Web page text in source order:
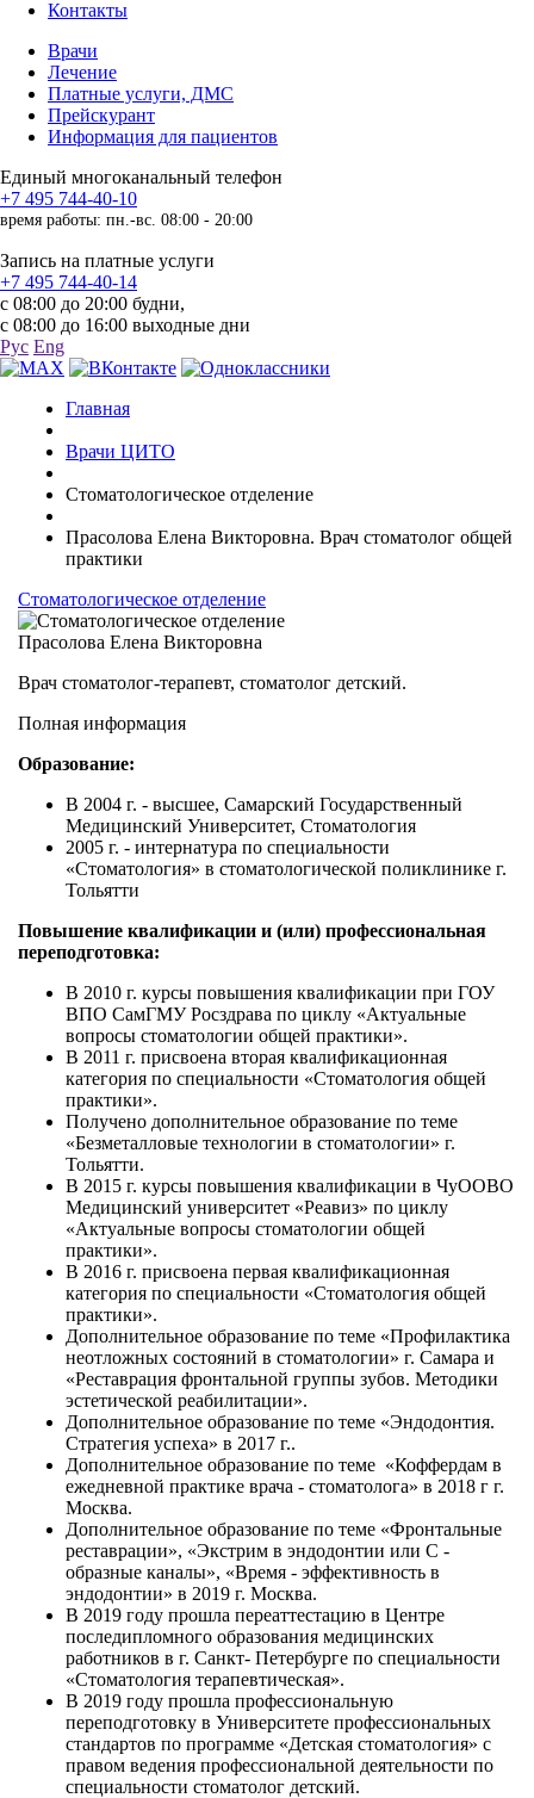
Контакты
Врачи
Лечение
Платные услуги, ДМС
Прейскурант
Информация для пациентов
Единый многоканальный телефон
+7 495 744-40-10
время работы: пн.-вс. 08:00 - 20:00
Запись на платные услуги
+7 495 744-40-14
с 08:00 до 20:00 будни,
с 08:00 до 16:00 выходные дни
Рус Eng
Главная
Врачи ЦИТО
Стоматологическое отделение
Прасолова Елена Викторовна. Врач стоматолог общей
практики
Стоматологическое отделение
Прасолова Елена Викторовна
Врач стоматолог-терапевт, стоматолог детский.
Полная информация
Образование:
В 2004 г. - высшее, Самарский Государственный
Медицинский Университет, Стоматология
2005 г. - интернатура по специальности
«Стоматология» в стоматологической поликлинике г.
Тольятти
Повышение квалификации и (или) профессиональная
переподготовка:
В 2010 г. курсы повышения квалификации при ГОУ
ВПО СамГМУ Росздрава по циклу «Актуальные
вопросы стоматологии общей практики».
В 2011 г. присвоена вторая квалификационная
категория по специальности «Стоматология общей
практики».
Получено дополнительное образование по теме
«Безметалловые технологии в стоматологии» г.
Тольятти.
В 2015 г. курсы повышения квалификации в ЧуООВО
Медицинский университет «Реавиз» по циклу
«Актуальные вопросы стоматологии общей
практики».
В 2016 г. присвоена первая квалификационная
категория по специальности «Стоматология общей
практики».
Дополнительное образование по теме «Профилактика
неотложных состояний в стоматологии» г. Самара и
«Реставрация фронтальной группы зубов. Методики
эстетической реабилитации».
Дополнительное образование по теме «Эндодонтия.
Стратегия успеха» в 2017 г..
Дополнительное образование по теме «Коффердам в
ежедневной практике врача - стоматолога» в 2018 г г.
Москва.
Дополнительное образование по теме «Фронтальные
реставрации», «Экстрим в эндодонтии или С -
образные каналы», «Время - эффективность в
эндодонтии» в 2019 г. Москва.
В 2019 году прошла переаттестацию в Центре
последипломного образования медицинских
работников в г. Санкт- Петербурге по специальности
«Стоматология терапевтическая».
В 2019 году прошла профессиональную
переподготовку в Университете профессиональных
стандартов по программе «Детская стоматология» с
правом ведения профессиональной деятельности по
специальности стоматолог детский.